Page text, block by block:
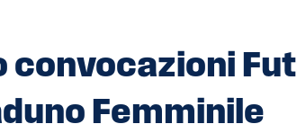
Femminile